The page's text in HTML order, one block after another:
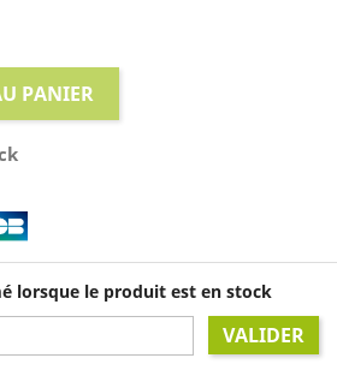
PANIER
lorsque le produit est en stock
VALIDER